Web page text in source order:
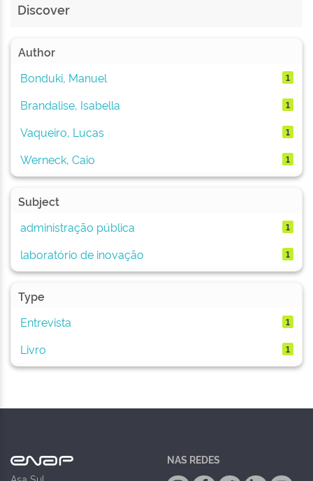
Discover
Author
Bonduki, Manuel
1
Brandalise, Isabella 1
Vaqueiro, Lucas 1
Werneck, Caio 1
Subject
administração pública
1
laboratório de inovação 1
Type
Entrevista
1
Livro 1
NAS REDES